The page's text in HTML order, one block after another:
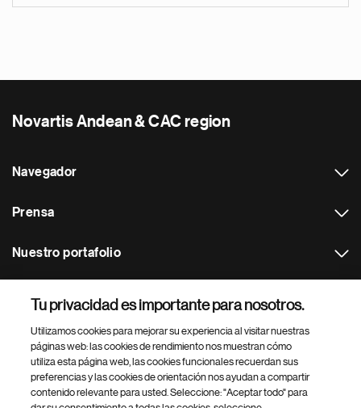
Novartis Andean & CAC region
Navegador
Prensa
Nuestro portafolio
Footer Site Search
Tu privacidad es importante para nosotros.
Utilizamos cookies para mejorar su experiencia al visitar nuestras
páginas web: las cookies de rendimiento nos muestran cómo
utiliza esta página web, las cookies funcionales recuerdan sus
preferencias y las cookies de orientación nos ayudan a compartir
contenido relevante para usted. Seleccione: "Aceptar todo" para